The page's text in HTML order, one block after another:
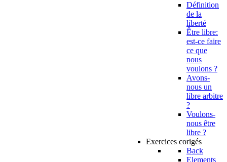
Définition
de la
liberté
Être libre:
est-ce faire
ce que
nous
voulons ?
Avons-
nous un
libre arbitre
?
Voulons-
nous être
libre ?
Exercices corigés
Back
Elements